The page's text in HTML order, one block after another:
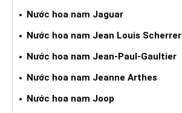
Nước hoa nam Jaguar
Nước hoa nam Jean Louis Scherrer
Nước hoa nam Jean-Paul-Gaultier
Nước hoa nam Jeanne Arthes
Nước hoa nam Joop